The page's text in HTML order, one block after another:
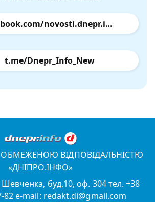
facebook.com/novosti.dnepr.info
t.me/Dnepr_Info_New
ВІДПОВІДАЛЬНІСТЮ
«ДНІПРО.ІНФО»
буд.10, оф. 304 тел. +38
82 e-mail: redakt.di@gmail.com